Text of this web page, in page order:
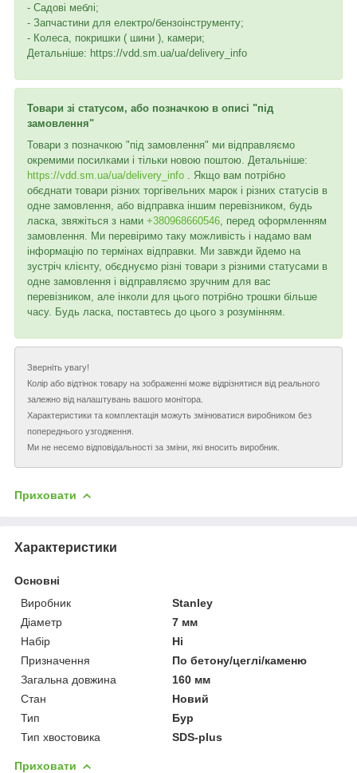
- Садові меблі;
- Запчастини для електро/бензоінструменту;
- Колеса, покришки ( шини ), камери;
Детальніше: https://vdd.sm.ua/ua/delivery_info
Товари зі статусом, або позначкою в описі "під
замовлення"
Товари з позначкою "під замовлення" ми відправляємо
окремими посилками і тільки новою поштою. Детальніше:
https://vdd.sm.ua/ua/delivery_info . Якщо вам потрібно
обєднати товари різних торгівельних марок і різних статусів в
одне замовлення, або відправка іншим перевізником, будь
ласка, звяжіться з нами +380968660546 , перед оформленням
замовлення. Ми перевіримо таку можливість і надамо вам
інформацію по термінах відправки. Ми завжди йдемо на
зустріч клієнту, обєднуємо різні товари з різними статусами в
одне замовлення і відправляємо зручним для вас
перевізником, але інколи для цього потрібно трошки більше
часу. Будь ласка, поставтесь до цього з розумінням.
Зверніть увагу!
Колір або відтінок товару на зображенні може відрізнятися від реального
залежно від налаштувань вашого монітора.
Характеристики та комплектація можуть змінюватися виробником без
попереднього узгодження.
Ми не несемо відповідальності за зміни, які вносить виробник.
Приховати
Характеристики
Основні
Виробник
Stanley
Діаметр
7 мм
Набір
Ні
Призначення
По бетону/цеглі/каменю
Загальна довжина
160 мм
Стан
Новий
Тип
Бур
Тип хвостовика
SDS-plus
Приховати